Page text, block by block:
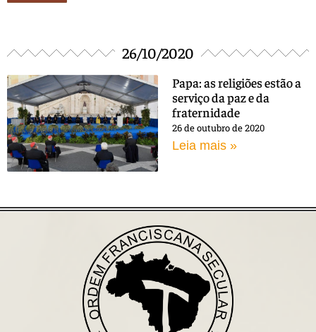
26/10/2020
Papa: as religiões estão a
serviço da paz e da
fraternidade
26 de outubro de 2020
Leia mais »